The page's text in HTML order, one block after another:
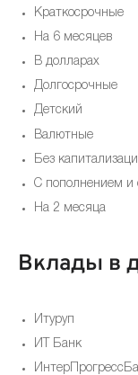
Краткосрочные
На 6 месяцев
В долларах
Долгосрочные
Детский
Валютные
Без
С пополнением и
На 2 месяца
Вклады в
Итуруп
ИТ Банк